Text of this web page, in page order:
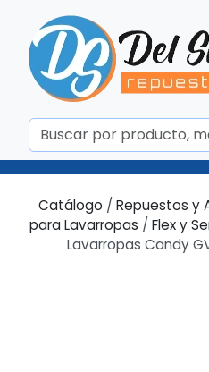
Catálogo / Repuestos y
para Lavarropas / Flex y
Lavarropas Candy